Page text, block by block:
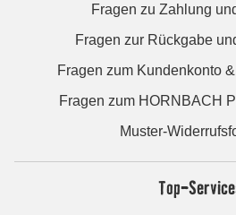
Fragen zu Zahlung
Fragen zur Rückgabe
Fragen zum Kundenkonto
Fragen zum HORNBACH
Muster-
Top-